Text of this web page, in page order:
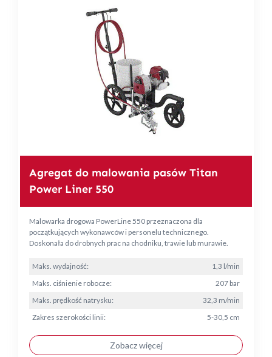
Agregat do malowania pasów Titan
Power Liner 550
Malowarka drogowa PowerLine 550 przeznaczona dla
początkujących wykonawców i personelu technicznego.
Doskonała do drobnych prac na chodniku, trawie lub murawie.
Maks. wydajność:
1,3 l/min
Maks. ciśnienie robocze:
207 bar
Maks. prędkość natrysku:
32,3 m/min
Zakres szerokości linii:
5-30,5 cm
Zobacz więcej